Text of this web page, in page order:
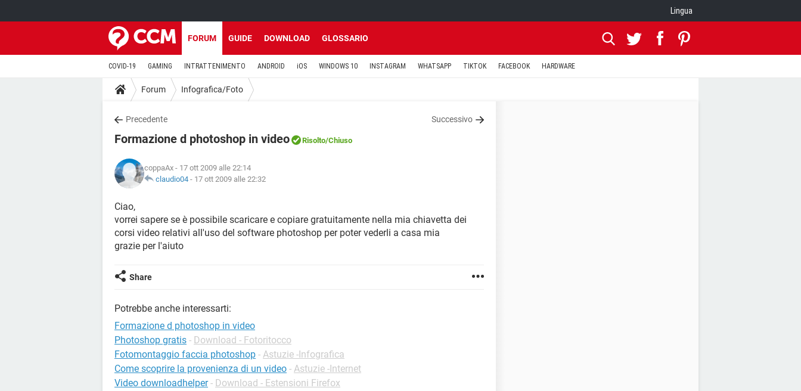
Lingua
FORUM GUIDE DOWNLOAD GLOSSARIO
COVID-19 GAMING INTRATTENIMENTO ANDROID iOS WINDOWS 10 INSTAGRAM WHATSAPP TIKTOK FACEBOOK HARDWARE
Forum Infografica/Foto
Precedente Successivo
Formazione d photoshop in video Risolto/Chiuso
coppaAx - 17 ott 2009 alle 22:14
claudio04 - 17 ott 2009 alle 22:32
Ciao,
vorrei sapere se è possibile scaricare e copiare gratuitamente nella mia chiavetta dei
corsi video relativi all'uso del software photoshop per poter vederli a casa mia
grazie per l'aiuto
Share
Potrebbe anche interessarti:
Formazione d photoshop in video
Photoshop gratis - Download - Fotoritocco
Fotomontaggio faccia photoshop - Astuzie -Infografica
Come scoprire la provenienza di un video - Astuzie -Internet
Video downloadhelper - Download - Estensioni Firefox